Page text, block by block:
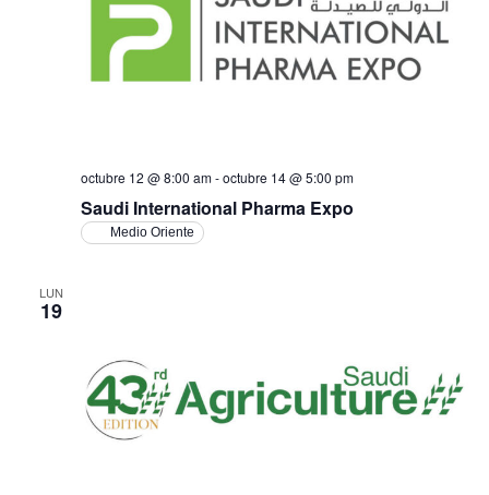
Saudi International Pharma Expo
octubre 12 @ 8:00 am-octubre 14 @ 5:00 pm
Medio Oriente
LUN
19